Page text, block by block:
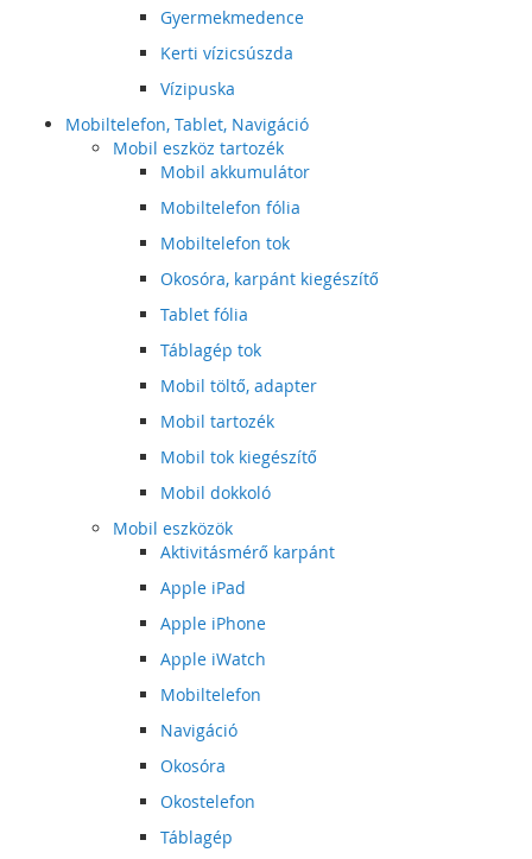
Gyermekmedence
Kerti vízicsúszda
Vízipuska
Mobiltelefon, Tablet, Navigáció
Mobil eszköz tartozék
Mobil akkumulátor
Mobiltelefon fólia
Mobiltelefon tok
Okosóra, karpánt kiegészítő
Tablet fólia
Táblagép tok
Mobil töltő, adapter
Mobil tartozék
Mobil tok kiegészítő
Mobil dokkoló
Mobil eszközök
Aktivitásmérő karpánt
Apple iPad
Apple iPhone
Apple iWatch
Mobiltelefon
Navigáció
Okosóra
Okostelefon
Táblagép